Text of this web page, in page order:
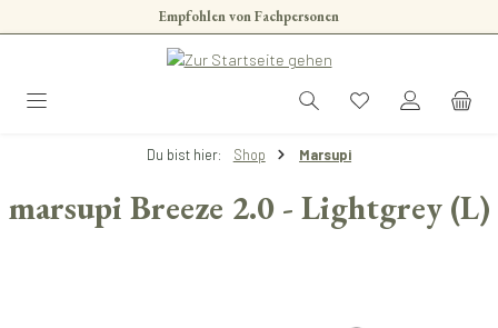
Zum Hauptinhalt springenEmpfohlen von Fachpersonen
Du bist hier: Shop Marsupi
marsupi Breeze 2.0 - Lightgrey (L)